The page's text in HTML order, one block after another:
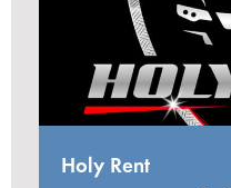
Holy Rent